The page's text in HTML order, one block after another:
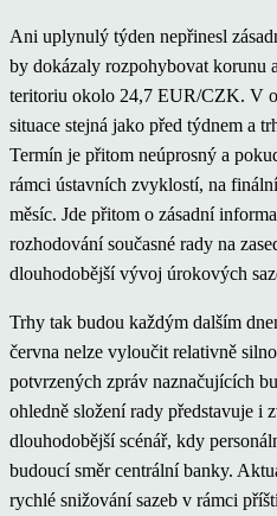
Ani uplynulý týden nepřinesl
by dokázaly rozpohybovat korunu
teritoriu okolo 24,7 EUR/CZK. V
situace stejná jako před týdnem a
Termín je přitom neúprosný a
rámci ústavních zvyklostí, na
měsíc. Jde přitom o zásadní
rozhodování současné rady na
dlouhodobější vývoj úrokových
Trhy tak budou každým dalším
června nelze vyloučit relativně
potvrzených zpráv naznačujících
ohledně složení rady představuje i
dlouhodobější scénář, kdy
budoucí směr centrální banky.
rychlé snižování sazeb v rámci